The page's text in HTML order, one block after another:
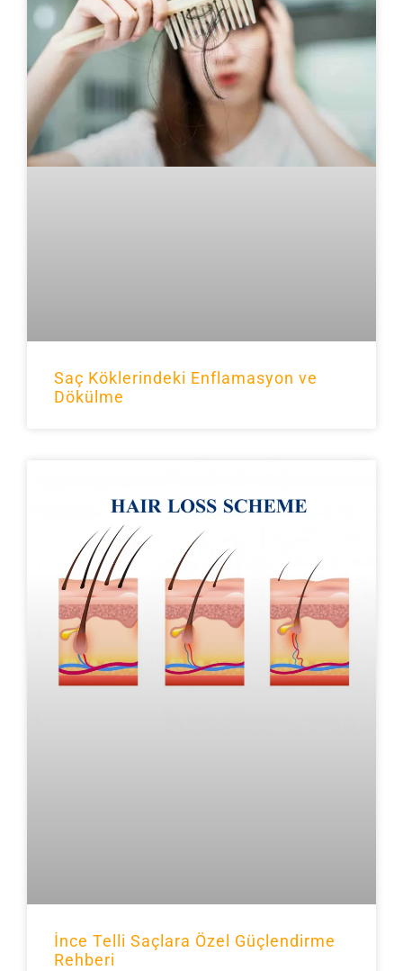
Saç Köklerindeki Enflamasyon ve
Dökülme
İnce Telli Saçlara Özel Güçlendirme
Rehberi